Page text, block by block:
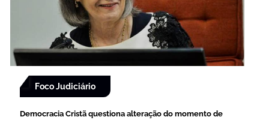
Foco Judiciário
Democracia Cristã questiona alteração do momento de